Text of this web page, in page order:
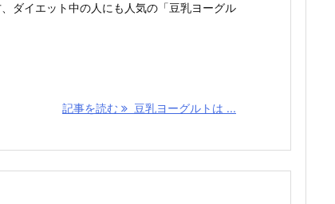
ダイエット中の人にも人気の「豆乳ヨーグル
記事を読む
豆乳ヨーグルトは ...